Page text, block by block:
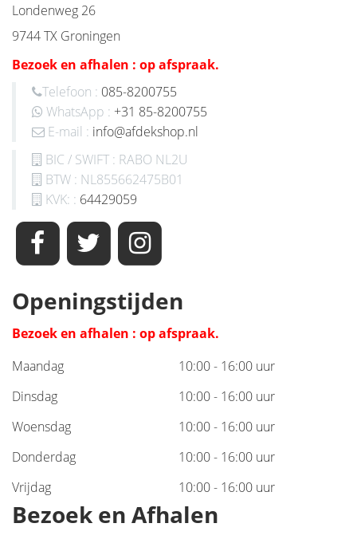
Londenweg 26
9744 TX Groningen
Bezoek en afhalen : op afspraak.
Telefoon : 085-8200755
WhatsApp : +31 85-8200755
E-mail : info@afdekshop.nl
BIC / SWIFT : RABO NL2U
BTW : NL855662475B01
KVK: : 64429059
Openingstijden
Bezoek en afhalen : op afspraak.
Maandag
10:00 - 16:00 uur
Dinsdag
10:00 - 16:00 uur
Woensdag
10:00 - 16:00 uur
Donderdag
10:00 - 16:00 uur
Vrijdag
10:00 - 16:00 uur
Bezoek en Afhalen